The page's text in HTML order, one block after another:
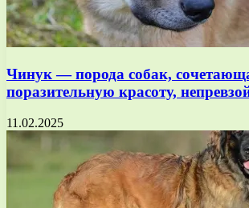
Чинук — порода собак,
поразительную красоту,
11.02.2025